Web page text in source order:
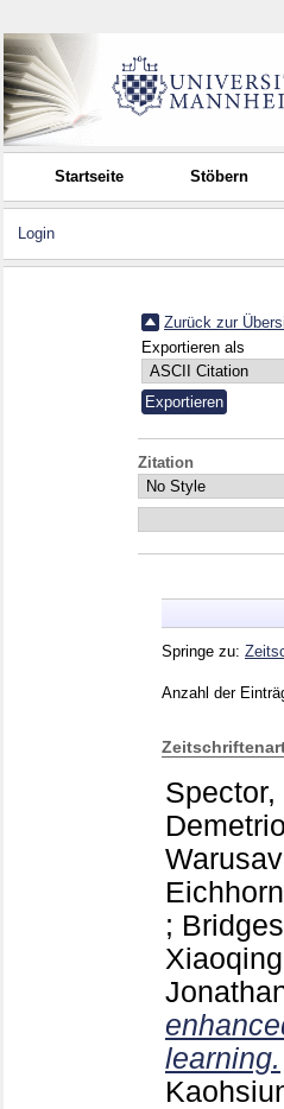
Startseite Stöbern
Login
Zurück zur
Exportieren als
Zitation
Springe zu:
Anzahl der
;
Xiaoqing
learning.